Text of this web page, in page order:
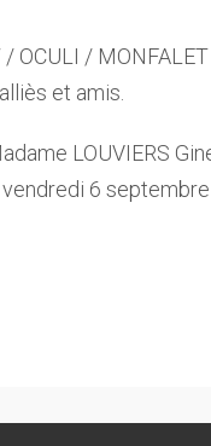
/ OCULI /
et amis.
LOUVIERS
6